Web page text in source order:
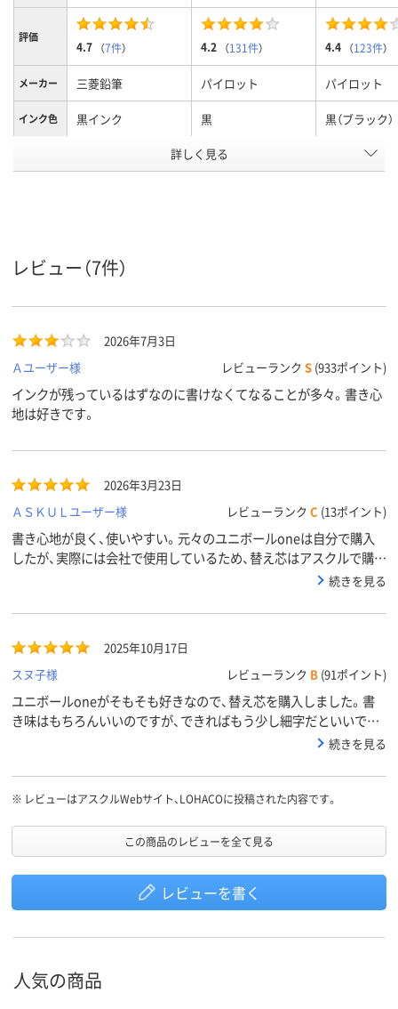
評価
4.7 （7件） 4.2 （131件） 4.4 （123件）
メーカー 三菱鉛筆 パイロット パイロット
インク色 黒インク 黒 黒（ブラック）
0.5mm 0.38mm、
スコア
詳しく見る
レビュー（7件）
2026年7月3日
Ａユーザー様
レビューランク S (933ポイント)
インクが残っているはずなのに書けなくてなることが多々。書き心
地は好きです。
2026年3月23日
ＡＳＫＵＬユーザー様
レビューランク C (13ポイント)
書き心地が良く、使いやすい。元々のユニボールoneは自分で購入
したが、実際には会社で使用しているため、替え芯はアスクルで購入
しました。わざわざスーパーで探さなくても良いので助かります。
続きを見る
2025年10月17日
スヌ子様
レビューランク B (91ポイント)
ユニボールoneがそもそも好きなので、替え芯を購入しました。書
き味はもちろんいいのですが、できればもう少し細字だといいで
す。そうすればインクの乾きも早いのかと思います。でもこの書き
クがなくなったら、替え芯を使って長く使いたいボールペンです。
続きを見る
※ レビューはアスクルWebサイト、LOHACOに投稿された内容です。
この商品のレビューを全て見る
レビューを書く
人気の商品